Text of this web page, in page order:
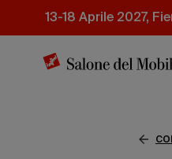
principale
13-18 Aprile 2027,